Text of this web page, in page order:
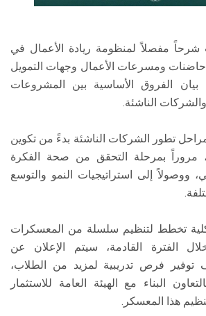
مفصلاً لمنظومة ريادة الأعمال في
ومسرعات الأعمال وجهات التمويل
بيان الفروق الأساسية بين المشروعات
الناشئة.
تطور الشركات الناشئة بدءً من تكوين
مروراً بمرحلة التحقق من صحة الفكرة
ووصولاً إلى استراتيجيات النمو والتوسع
تخطط لتنظيم سلسلة من المعسكرات
خلال الفترة القادمة، سيتم الإعلان عن
توفير فرص تدريبية لمزيد من الطلاب،
البناء مع الهيئة العامة للاستثمار
هذا المعسكر.